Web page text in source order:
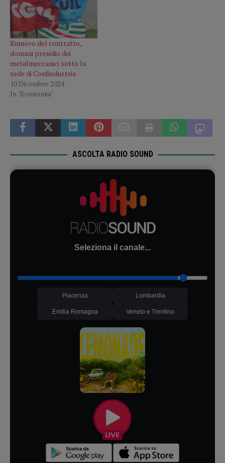
Rinnovo del contratto,
domani presidio dei
metalmeccanici sotto la
sede di Confindustria
10 Dicembre 2024
In "Economia"
ASCOLTA RADIO SOUND
Seleziona il canale...
Piacenza Lombardia
Emilia Romagna Veneto e Trentino